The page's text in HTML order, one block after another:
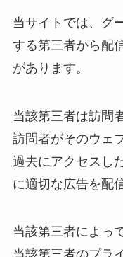
当サイトでは、グ
する第三者から配
があります。
当該第三者は訪問
訪問者がそのウェ
過去にアクセスし
に適切な広告を配
当該第三者によっ